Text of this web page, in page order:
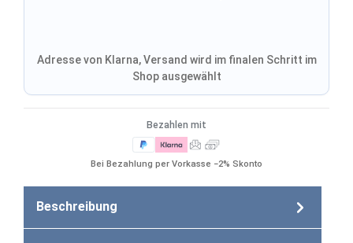
Adresse von Klarna, Versand wird im finalen Schritt im
Shop ausgewählt
Bezahlen mit
Bei Bezahlung per Vorkasse −2% Skonto
Beschreibung